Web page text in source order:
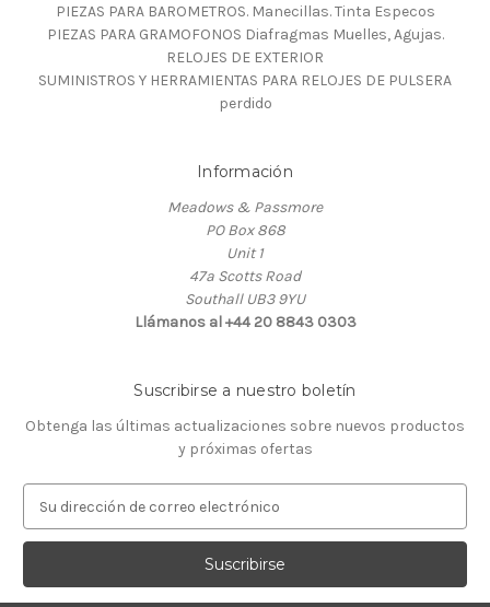
PIEZAS PARA BAROMETROS. Manecillas. Tinta Especos
PIEZAS PARA GRAMOFONOS Diafragmas Muelles, Agujas.
RELOJES DE EXTERIOR
SUMINISTROS Y HERRAMIENTAS PARA RELOJES DE PULSERA
perdido
Información
Meadows & Passmore
PO Box 868
Unit 1
47a Scotts Road
Southall UB3 9YU
Llámanos al +44 20 8843 0303
Suscribirse a nuestro boletín
Obtenga las últimas actualizaciones sobre nuevos productos
y próximas ofertas
r
c